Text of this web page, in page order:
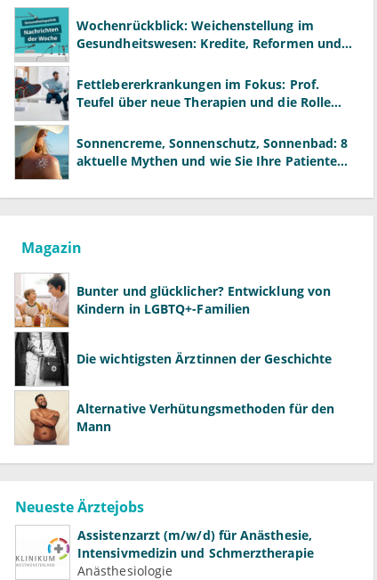
Wochenrückblick: Weichenstellung im
Gesundheitswesen: Kredite, Reformen und
Fettlebererkrankungen im Fokus: Prof.
Teufel über neue Therapien und die Rolle
Sonnencreme, Sonnenschutz, Sonnenbad: 8
aktuelle Mythen und wie Sie Ihre Patienten
Magazin
Bunter und glücklicher? Entwicklung von
Kindern in LGBTQ+-Familien
Die wichtigsten Ärztinnen der Geschichte
Alternative Verhütungsmethoden für den
Mann
Neueste Ärztejobs
Assistenzarzt (m/w/d) für Anästhesie,
Intensivmedizin und Schmerztherapie
Anästhesiologie